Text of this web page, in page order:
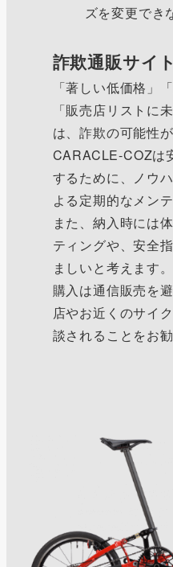
ズを変更でき
詐欺通販サイ
「著しい低価格」
「販売店リストに
は、詐欺の可能性が
CARACLE-COZは
するために、ノウ
よる定期的なメン
また、納入時には
ティングや、安全
ましいと考えます
購入は通信販売を
店やお近くのサイ
談されることをお勧